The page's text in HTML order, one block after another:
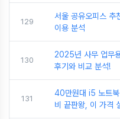
129
서울 공유오피스 추
이용 분석
130
2025년 사무 업무
후기와 비교 분석!
131
40만원대 i5 노트
비 끝판왕, 이 가격